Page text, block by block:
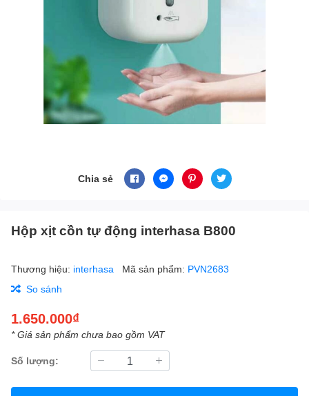
Chia sẻ
Hộp xịt cồn tự động interhasa B800
Thương hiệu: interhasa Mã sản phẩm: PVN2683
So sánh
1.650.000₫
* Giá sản phẩm chưa bao gồm VAT
Số lượng: